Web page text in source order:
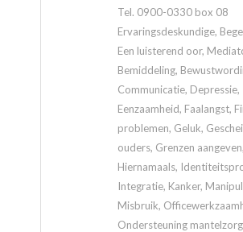
Tel. 0900-0330 box 08
Ervaringsdeskundige,
Een luisterend oor,
Bemiddeling,
Communicatie, Depressie,
Eenzaamheid, Faalangst,
problemen, Geluk,
ouders, Grenzen aangeven,
Hiernamaals,
Integratie, Kanker,
Misbruik,
Ondersteuning